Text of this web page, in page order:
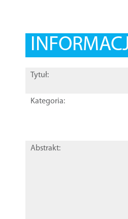
Tytuł:
Kategoria:
Abstrakt: